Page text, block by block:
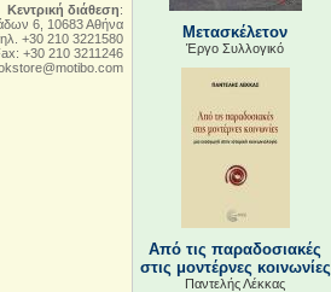
Κεντρική διάθεση:
6, 10683 Αθήνα
+30 210 3221580
+30 210 3211246
Μετασκέλετον
Έργο Συλλογικό
Από τις παραδοσιακές
στις μοντέρνες κοινωνίες
Παντελής Λέκκας